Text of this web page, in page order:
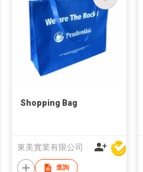
Shopping Bag
東美實業有限公司
查詢